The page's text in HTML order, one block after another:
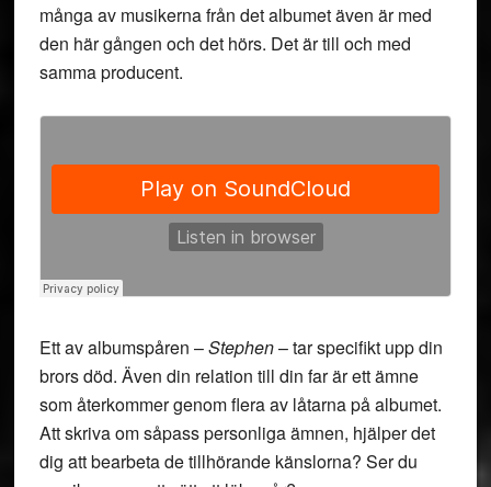
många av musikerna från det albumet även är med
den här gången och det hörs. Det är till och med
samma producent.
Ett av albumspåren –Stephen– tar specifikt upp din
brors död. Även din relation till din far är ett ämne
som återkommer genom flera av låtarna på albumet.
Att skriva om såpass personliga ämnen, hjälper det
dig att bearbeta de tillhörande känslorna? Ser du